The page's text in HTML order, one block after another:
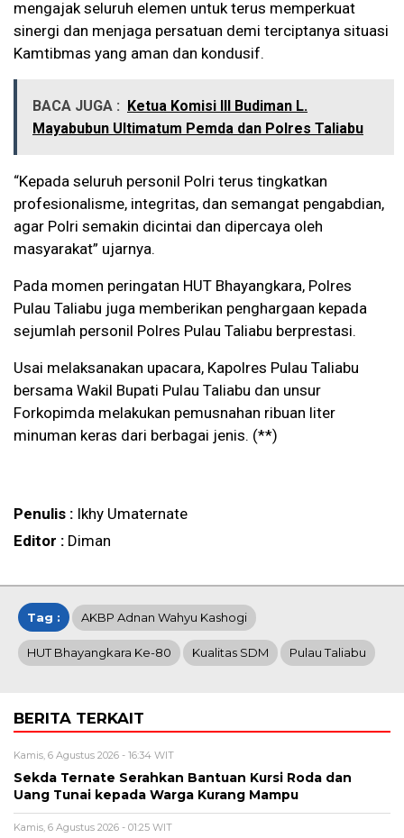
mengajak seluruh elemen untuk terus memperkuat
sinergi dan menjaga persatuan demi terciptanya situasi
Kamtibmas yang aman dan kondusif.
BACA JUGA :
Ketua Komisi III Budiman L.
Mayabubun Ultimatum Pemda dan Polres Taliabu
“Kepada seluruh personil Polri terus tingkatkan
profesionalisme, integritas, dan semangat pengabdian,
agar Polri semakin dicintai dan dipercaya oleh
masyarakat” ujarnya.
Pada momen peringatan HUT Bhayangkara, Polres
Pulau Taliabu juga memberikan penghargaan kepada
sejumlah personil Polres Pulau Taliabu berprestasi.
Usai melaksanakan upacara, Kapolres Pulau Taliabu
bersama Wakil Bupati Pulau Taliabu dan unsur
Forkopimda melakukan pemusnahan ribuan liter
minuman keras dari berbagai jenis. (**)
Penulis : Ikhy Umaternate
Editor : Diman
Tag : AKBP Adnan Wahyu Kashogi
HUT Bhayangkara Ke-80 Kualitas SDM Pulau Taliabu
BERITA TERKAIT
Kamis, 6 Agustus 2026 - 16:34 WIT
Sekda Ternate Serahkan Bantuan Kursi Roda dan
Uang Tunai kepada Warga Kurang Mampu
Kamis, 6 Agustus 2026 - 01:25 WIT